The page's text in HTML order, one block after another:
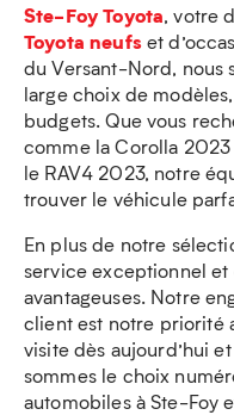
Ste-Foy Toyota, votre
Toyota neufset
du Versant-Nord, nous
large choix de
budgets. Que vous
comme la Corolla
le RAV4 2023, notre
trouver le véhicule
En plus de notre
service exceptionnel
avantageuses. Notre
client est notre priorité
visite dès aujourd’hui
sommes le choix
automobiles à Ste-Foy